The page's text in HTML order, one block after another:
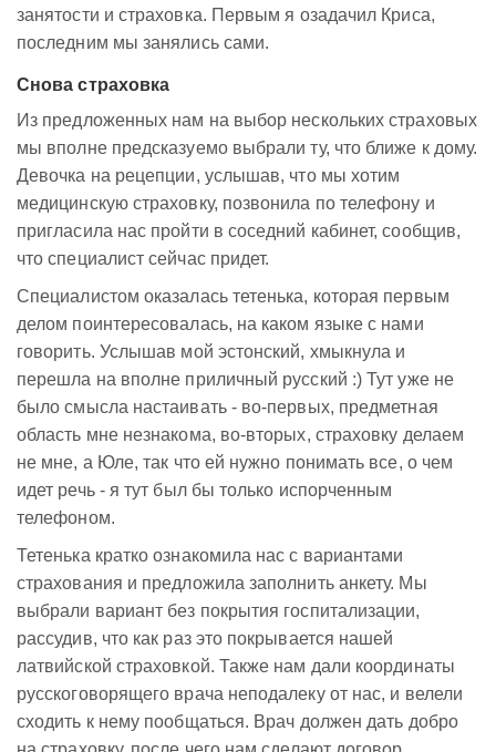
занятости и страховка. Первым я озадачил Криса,
последним мы занялись сами.
Снова страховка
Из предложенных нам на выбор нескольких страховых
мы вполне предсказуемо выбрали ту, что ближе к дому.
Девочка на рецепции, услышав, что мы хотим
медицинскую страховку, позвонила по телефону и
пригласила нас пройти в соседний кабинет, сообщив,
что специалист сейчас придет.
Специалистом оказалась тетенька, которая первым
делом поинтересовалась, на каком языке с нами
говорить. Услышав мой эстонский, хмыкнула и
перешла на вполне приличный русский :) Тут уже не
было смысла настаивать - во-первых, предметная
область мне незнакома, во-вторых, страховку делаем
не мне, а Юле, так что ей нужно понимать все, о чем
идет речь - я тут был бы только испорченным
телефоном.
Тетенька кратко ознакомила нас с вариантами
страхования и предложила заполнить анкету. Мы
выбрали вариант без покрытия госпитализации,
рассудив, что как раз это покрывается нашей
латвийской страховкой. Также нам дали координаты
русскоговорящего врача неподалеку от нас, и велели
сходить к нему пообщаться. Врач должен дать добро